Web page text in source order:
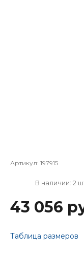
Артикул: 197915
В наличии: 2
43 056
Таблица размеров